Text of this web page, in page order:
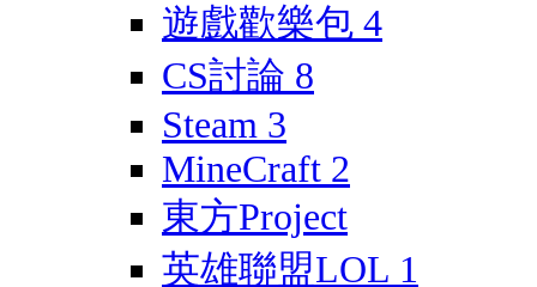
遊戲歡樂包 4
CS討論 8
Steam 3
MineCraft 2
東方Project
英雄聯盟LOL 1